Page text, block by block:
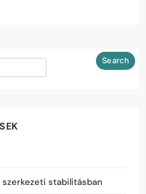
stabilitásban